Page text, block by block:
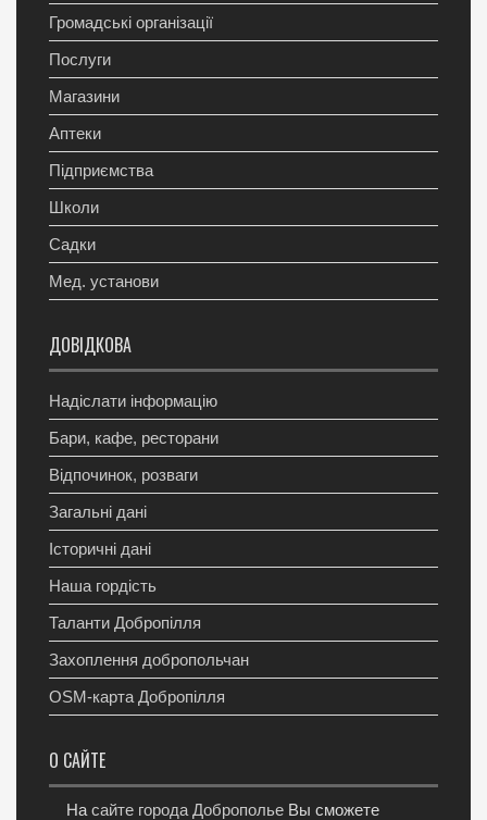
Громадські організації
Послуги
Магазини
Аптеки
Підприємства
Школи
Садки
Мед. установи
ДОВІДКОВА
Надіслати інформацію
Бари, кафе, ресторани
Відпочинок, розваги
Загальні дані
Історичні дані
Наша гордість
Таланти Добропілля
Захоплення добропольчан
OSM-карта Добропілля
О САЙТЕ
На сайте города Доброполье Вы сможете